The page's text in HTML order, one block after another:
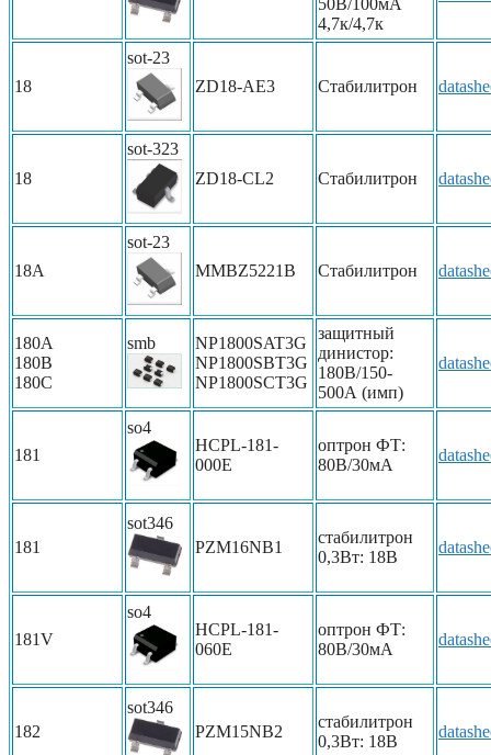
50В/100мА
4,7к/4,7к
18
sot-23
ZD18-AE3
Стабилитрон
18
sot-323
ZD18-CL2
Стабилитрон
18A
sot-23
MMBZ5221B
Стабилитрон
180A
180B
180С
smb
NP1800SAT3G
NP1800SBT3G
NP1800SCT3G
защитный
динистор:
180В/150-
500А (имп)
181
so4
HCPL-181-
000E
оптрон ФТ:
80В/30мА
181
sot346
PZM16NB1
стабилитрон
0,3Вт: 18В
181V
so4
HCPL-181-
060E
оптрон ФТ:
80В/30мА
182
sot346
PZM15NB2
стабилитрон
0,3Вт: 18В